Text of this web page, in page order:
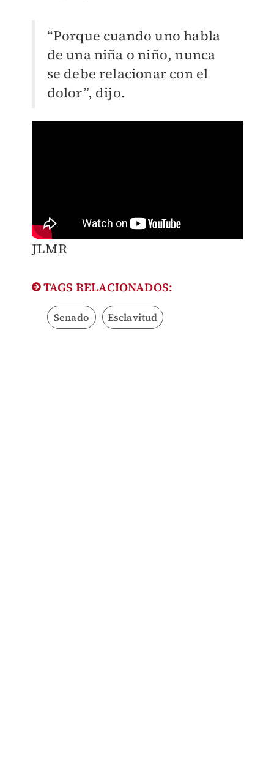
“Porque cuando uno habla
de una niña o niño, nunca
se debe relacionar con el
dolor”, dijo.
​JLMR
TAGS RELACIONADOS:
Senado Esclavitud